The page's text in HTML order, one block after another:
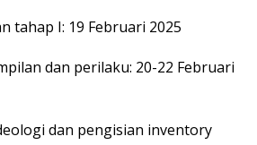
tahap I: 19 Februari 2025
dan perilaku: 20-22 Februari
dan pengisian inventory